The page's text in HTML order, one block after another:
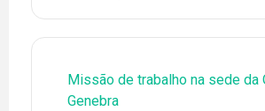
Missão de trabalho na sede da
Genebra